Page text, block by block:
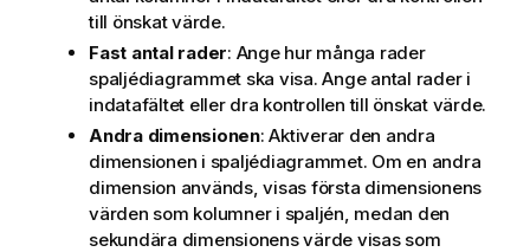
till önskat värde.
Fast antal rader: Ange hur många rader
spaljédiagrammet ska visa. Ange antal rader i
indatafältet eller dra kontrollen till önskat värde.
Andra dimensionen: Aktiverar den andra
dimensionen i spaljédiagrammet. Om en andra
dimension används, visas första dimensionens
värden som kolumner i spaljén, medan den
sekundära dimensionens värde visas som